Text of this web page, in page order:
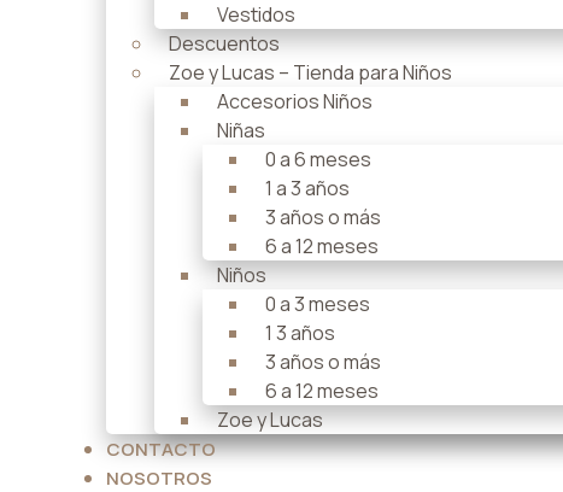
Vestidos
Descuentos
Zoe y Lucas – Tienda para Niños
Accesorios Niños
Niñas
0 a 6 meses
1 a 3 años
3 años o más
6 a 12 meses
Niños
0 a 3 meses
1 3 años
3 años o más
6 a 12 meses
Zoe y Lucas
CONTACTO
NOSOTROS